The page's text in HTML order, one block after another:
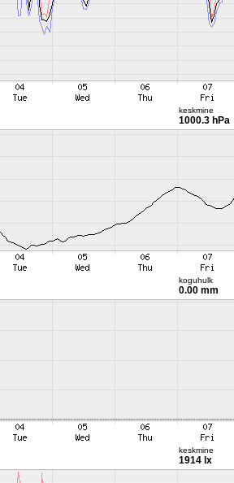
keskmine
1000.3 hPa
koguhulk
0.00 mm
keskmine
1914 lx